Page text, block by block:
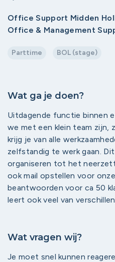
Office Support Midden
Office & Management
Parttime BOL (stage)
Wat ga je doen?
Uitdagende functie binnen
we met een klein team zijn,
krijg je van alle
zelfstandig te werk gaan.
organiseren tot het
ook mail opstellen voor
beantwoorden voor ca 50
leert ook veel van
Wat vragen wij?
Je moet snel kunnen